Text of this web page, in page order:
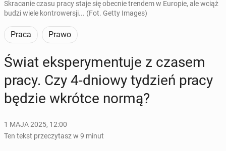
Skracanie czasu pracy staje się obecnie trendem w Europie, ale wciąż
budzi wiele kontrowersji... (Fot. Getty Images)
Praca Prawo
Świat eks­pe­ry­men­tu­je z czasem
pracy. Czy 4-dniowy tydzień pracy
będzie wkrótce normą?
1 MAJA 2025, 12:00
Ten tekst przeczytasz w 9 minut